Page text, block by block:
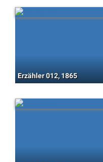
Erzähler 012, 1865